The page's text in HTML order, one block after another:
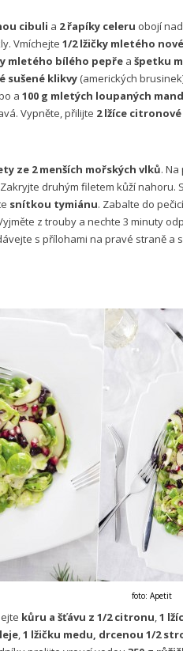
cibuli a 2 řapíky celeru obojí
Vmíchejte 1/2 lžičky mletého
mletého bílého pepře a špetku
sušené klikvy (amerických
a 100 g mletých loupaných
Vypněte, přilijte 2 lžíce
ze 2 menších mořských vlků.
druhým filetem kůží nahoru.
snítkou tymiánu. Zabalte do
z trouby a nechte 3 minuty
s přílohami na pravé straně a s
foto: Apetit
kůru a šťávu z 1/2 citronu,1
,1 lžičku medu, drcenou 1/2